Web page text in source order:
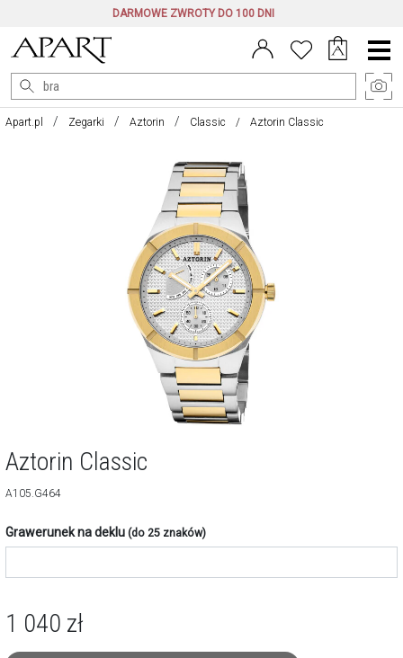
DARMOWE ZWROTY DO 100 DNI
Menu
główne
Apart.pl Zegarki Aztorin Classic Aztorin Classic
Aztorin Classic
A105.G464
Grawerunek na deklu (do 25 znaków)
1 040 zł